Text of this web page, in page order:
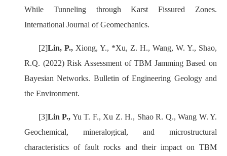
While Tunneling through Karst Fissured Zones.
International Journal of Geomechanics.
[2]Lin, P., Xiong, Y., *Xu, Z. H., Wang, W. Y., Shao,
R.Q. (2022) Risk Assessment of TBM Jamming Based on
Bayesian Networks. Bulletin of Engineering Geology and
the Environment.
[3]Lin P., Yu T. F., Xu Z. H., Shao R. Q., Wang W. Y.
Geochemical, mineralogical, and microstructural
characteristics of fault rocks and their impact on TBM